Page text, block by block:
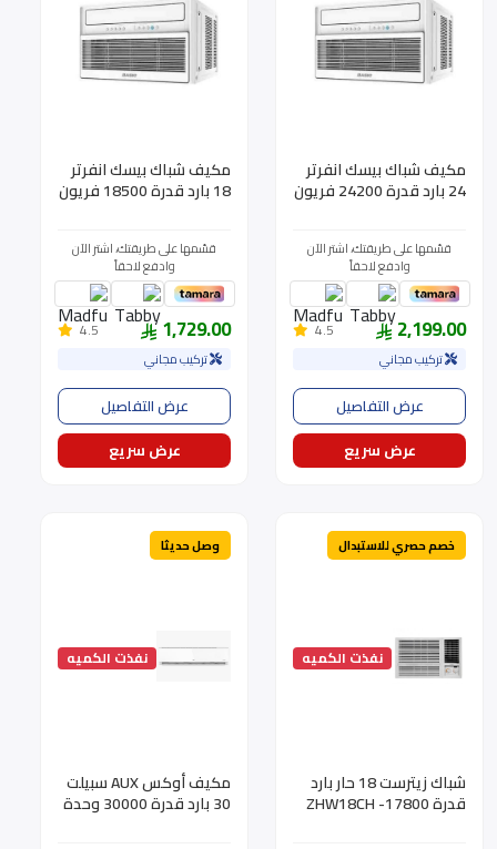
مكيف شباك بيسك انفرتر
24 بارد قدرة 24200 فريون
قسّمها على طريقتك، اشتر الآن
وادفع لاحقاً
2,199.00
4.5
تركيب مجاني
عرض التفاصيل
عرض سريع
مكيف شباك بيسك انفرتر
18 بارد قدرة 18500 فريون
قسّمها على طريقتك، اشتر الآن
وادفع لاحقاً
1,729.00
4.5
تركيب مجاني
عرض التفاصيل
عرض سريع
خصم حصري للاستبدال
نفذت الكميه
شباك زيترست 18 حار بارد
قدرة 17800- ZHW18CH
وصل حديثا
نفذت الكميه
مكيف أوكس AUX سبيلت
30 بارد قدرة 30000 وحدة